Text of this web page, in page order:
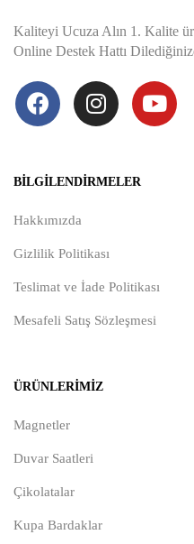
Kaliteyi Ucuza Alın 1. Kalite
Online Destek Hattı
BILGILENDIRMELER
Hakkımızda
Gizlilik Politikası
Teslimat ve İade Politikası
Mesafeli Satış Sözleşmesi
ÜRÜNLERIMIZ
Magnetler
Duvar Saatleri
Çikolatalar
Kupa Bardaklar